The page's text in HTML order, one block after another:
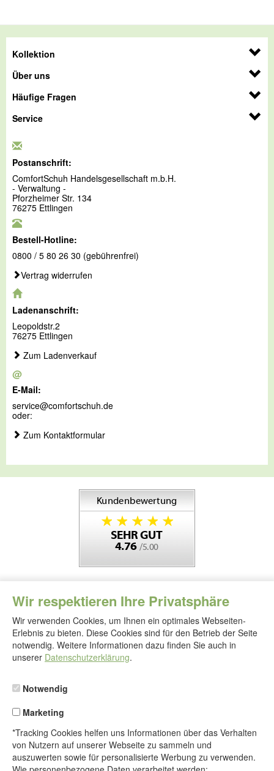
Wir respektieren Ihre Privatsphäre
Wir verwenden Cookies, um Ihnen ein optimales Webseiten-
Erlebnis zu bieten. Diese Cookies sind für den Betrieb der Seite
notwendig. Weitere Informationen dazu finden Sie auch in
unserer Datenschutzerklärung.
Notwendig
Marketing
*Tracking Cookies helfen uns Informationen über das Verhalten
von Nutzern auf unserer Webseite zu sammeln und
auszuwerten sowie für personalisierte Werbung zu verwenden.
Kollektion
Über uns
Häufige Fragen
Service
Postanschrift:
ComfortSchuh Handelsgesellschaft m.b.H.
- Verwaltung -
Pforzheimer Str. 134
76275 Ettlingen
Bestell-Hotline:
0800 / 5 80 26 30 (gebührenfrei)
Vertrag widerrufen
Ladenanschrift:
Leopoldstr.2
76275 Ettlingen
Zum Ladenverkauf
@
E-Mail:
service@comfortschuh.de
oder:
Zum Kontaktformular
Folgen